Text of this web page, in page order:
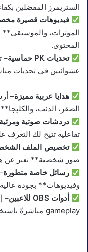
الستريمرز المفضلين
فيديوهات قصيرة
المؤثرات، والموسيقى**
المحتوى.
تحديات PK حماسية
–
عشوائيين في تحديات
هدايا عربية مميزة–
الصقر، الذئب،
دردشات صوتية ومرئية
تفاعلية تتيح لك التعرف
تخصيص الملف
صور شخصية** تعبر عن
رسائل خاصة متطورة
وفيديوهات** بجودة
أدوات OBS للاعبين
–
gameplay مباشرةً باستخدام أدوات احترافية.